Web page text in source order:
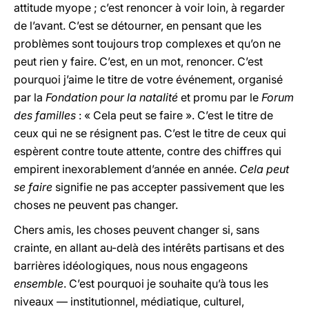
attitude myope ; c’est renoncer à voir loin, à regarder
de l’avant. C’est se détourner, en pensant que les
problèmes sont toujours trop complexes et qu’on ne
peut rien y faire. C’est, en un mot, renoncer. C’est
pourquoi j’aime le titre de votre événement, organisé
par la Fondation pour la natalité et promu par le Forum
des familles : « Cela peut se faire ». C’est le titre de
ceux qui ne se résignent pas. C’est le titre de ceux qui
espèrent contre toute attente, contre des chiffres qui
empirent inexorablement d’année en année. Cela peut
se faire signifie ne pas accepter passivement que les
choses ne peuvent pas changer.
Chers amis, les choses peuvent changer si, sans
crainte, en allant au-delà des intérêts partisans et des
barrières idéologiques, nous nous engageons
ensemble. C’est pourquoi je souhaite qu’à tous les
niveaux — institutionnel, médiatique, culturel,